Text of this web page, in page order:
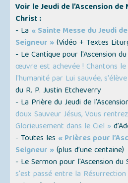
Voir le Jeudi de l’Ascension
Christ :
- La « Sainte Messe du Jeudi
Seigneur »(Vidéo + Textes
- Le Cantique pour l'Ascension
œuvre est achevée ! Chantons
l'humanité par Lui sauvée,
du R. P. Justin Etcheverry
- La Prière du Jeudi de
doux Sauveur Jésus, Vous
Glorieusement dans le Ciel »
- Toutes les « Prières pour
Seigneur »(plus d’une centaine)
- Le Sermon pour l'Ascension du
s'est passé entre la